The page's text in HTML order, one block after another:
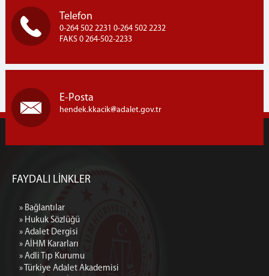
Telefon
0-264 502 2231 0-264 502 2232
FAKS 0 264-502-2233
E-Posta
hendek.kkacik adalet.gov.tr
FAYDALI LİNKLER
» Bağlantılar
» Hukuk Sözlüğü
» Adalet Dergisi
» AİHM Kararları
» Adli Tıp Kurumu
» Türkiye Adalet Akademisi